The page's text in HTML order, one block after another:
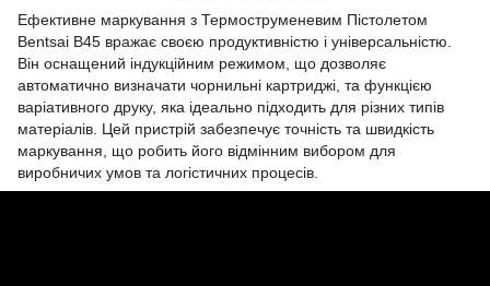
Ефективне маркування з Термоструменевим Пістолетом
Bentsai B45 вражає своєю продуктивністю і універсальністю.
Він оснащений індукційним режимом, що дозволяє
автоматично визначати чорнильні картриджі, та функцією
варіативного друку, яка ідеально підходить для різних типів
матеріалів. Цей пристрій забезпечує точність та швидкість
маркування, що робить його відмінним вибором для
виробничих умов та логістичних процесів.